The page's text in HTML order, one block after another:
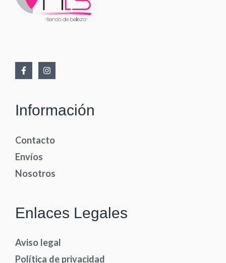
Información
Contacto
Envíos
Nosotros
Enlaces Legales
Aviso legal
Política de privacidad